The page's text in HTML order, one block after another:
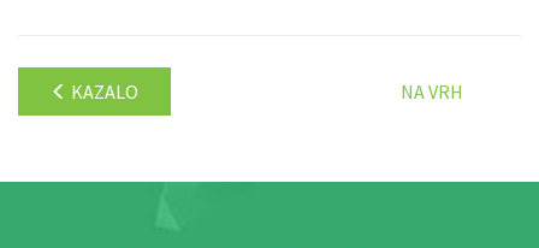
KAZALO NA VRH